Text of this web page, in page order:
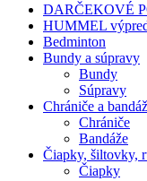
DARČEKOVÉ
HUMMEL
Bedminton
Bundy a súpravy
Bundy
Súpravy
Chrániče a
Chrániče
Bandáže
Čiapky, šiltovky,
Čiapky